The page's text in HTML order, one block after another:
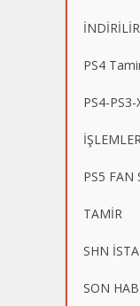
İNDİRİLİR
PS4
PS4-
PS5 FAN
TAMİR
SHN
SON